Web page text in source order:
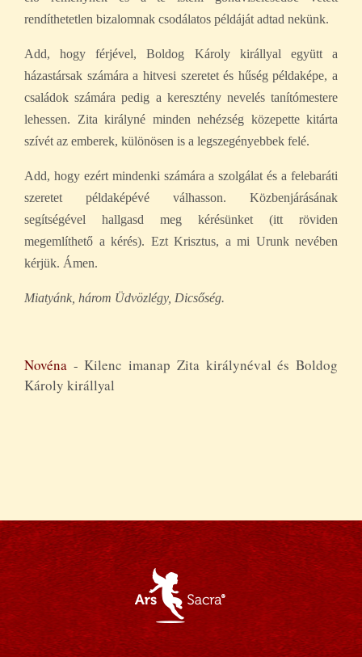
rendíthetetlen bizalomnak csodálatos példáját adtad nekünk.
Add, hogy férjével, Boldog Károly királlyal együtt a
házastársak számára a hitvesi szeretet és hűség példaképe, a
családok számára pedig a keresztény nevelés tanítómestere
lehessen. Zita királyné minden nehézség közepette kitárta
szívét az emberek, különösen is a legszegényebbek felé.
Add, hogy ezért mindenki számára a szolgálat és a felebaráti
szeretet példaképévé válhasson. Közbenjárásának
segítségével hallgasd meg kérésünket (itt röviden
megemlíthető a kérés). Ezt Krisztus, a mi Urunk nevében
kérjük. Ámen.
Miatyánk, három Üdvözlégy, Dicsőség.
Novéna - Kilenc imanap Zita királynéval és Boldog
Károly királlyal